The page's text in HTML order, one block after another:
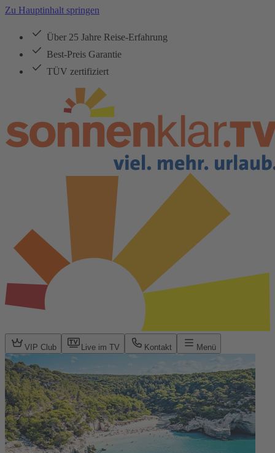
Zu Hauptinhalt springen
Über 25 Jahre Reise-Erfahrung
Best-Preis Garantie
TÜV zertifiziert
VIP Club Live im TV Kontakt Menü